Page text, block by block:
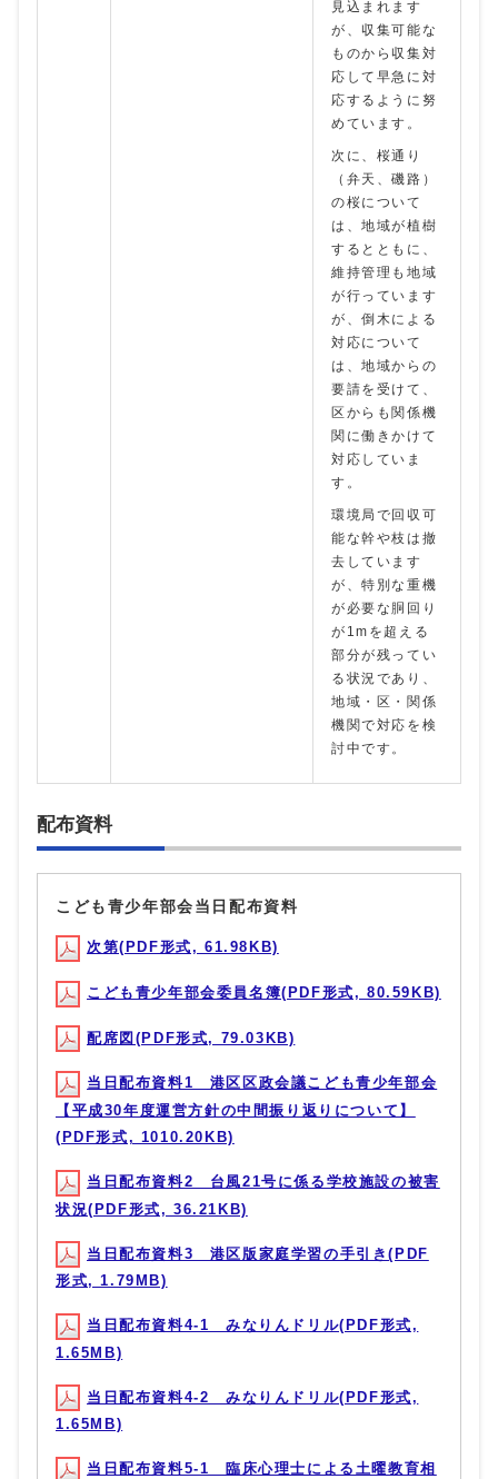
見込まれます
が、収集可能な
ものから収集対
応して早急に対
応するように努
めています。
次に、桜通り
（弁天、磯路）
の桜について
は、地域が植樹
するとともに、
維持管理も地域
が行っています
が、倒木による
対応について
は、地域からの
要請を受けて、
区からも関係機
関に働きかけて
対応していま
す。
環境局で回収可
能な幹や枝は撤
去しています
が、特別な重機
が必要な胴回り
が1mを超える
部分が残ってい
る状況であり、
地域・区・関係
機関で対応を検
討中です。
配布資料
こども青少年部会当日配布資料
次第(PDF形式, 61.98KB)
こども青少年部会委員名簿(PDF形式, 80.59KB)
配席図(PDF形式, 79.03KB)
当日配布資料1 港区区政会議こども青少年部会
【平成30年度運営方針の中間振り返りについて】
(PDF形式, 1010.20KB)
当日配布資料2 台風21号に係る学校施設の被害
状況(PDF形式, 36.21KB)
当日配布資料3 港区版家庭学習の手引き(PDF
形式, 1.79MB)
当日配布資料4-1 みなりんドリル(PDF形式,
1.65MB)
当日配布資料4-2 みなりんドリル(PDF形式,
1.65MB)
当日配布資料5-1 臨床心理士による土曜教育相